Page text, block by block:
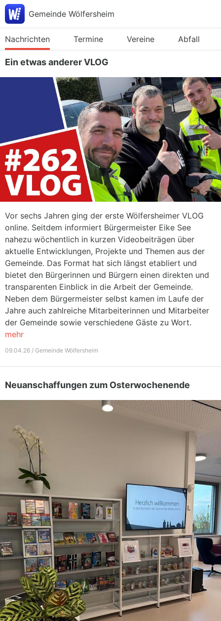
Gemeinde Wölfersheim
Nachrichten Termine Vereine Abfall
Ein etwas anderer VLOG
Vor sechs Jahren ging der erste Wölfersheimer VLOG
online. Seitdem informiert Bürgermeister Eike See
nahezu wöchentlich in kurzen Videobeiträgen über
aktuelle Entwicklungen, Projekte und Themen aus der
Gemeinde. Das Format hat sich längst etabliert und
bietet den Bürgerinnen und Bürgern einen direkten und
transparenten Einblick in die Arbeit der Gemeinde.
Neben dem Bürgermeister selbst kamen im Laufe der
Jahre auch zahlreiche Mitarbeiterinnen und Mitarbeiter
der Gemeinde sowie verschiedene Gäste zu Wort.
mehr
09.04.26 / Gemeinde Wölfersheim
Neuanschaffungen zum Osterwochenende